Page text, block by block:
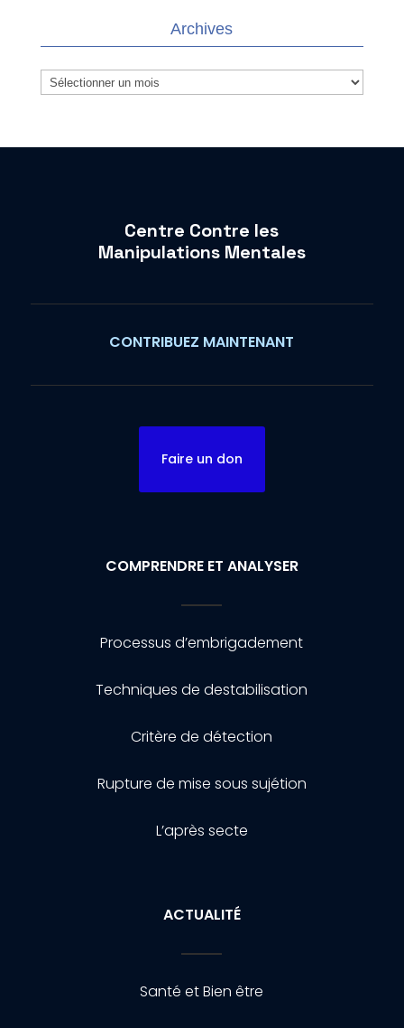
Archives
Archives
Centre Contre les
Manipulations Mentales
CONTRIBUEZ MAINTENANT
Faire un don
COMPRENDRE ET ANALYSER
Processus d’embrigadement
Techniques de destabilisation
Critère de détection
Rupture de mise sous sujétion
L’après secte
ACTUALITÉ
Santé et Bien être